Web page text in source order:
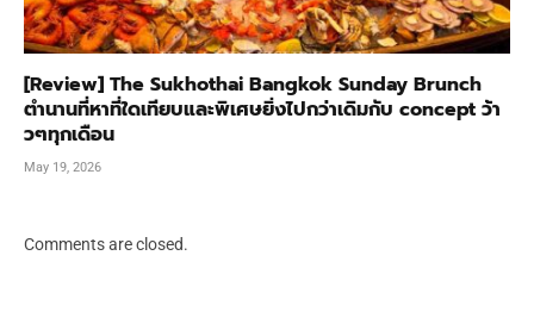
[Review] The Sukhothai Bangkok Sunday Brunch
ตำนานที่หาที่ใดเทียบและพิเศษยิ่งไปกว่าเดิมกับ concept ว้า
วๆทุกเดือน
May 19, 2026
Comments are closed.